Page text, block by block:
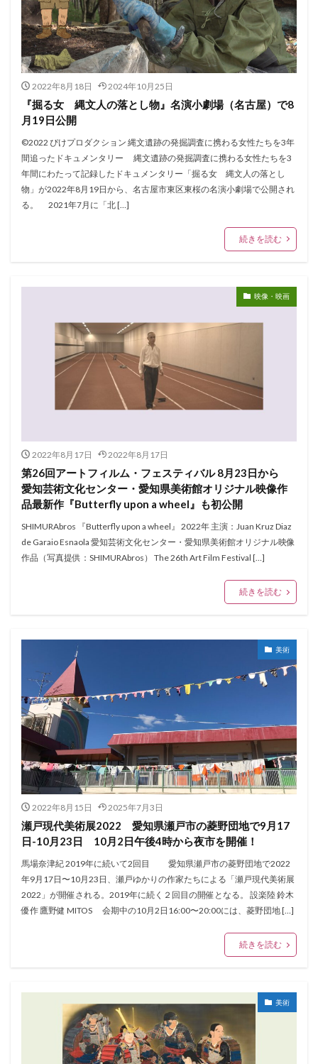
2022年8月18日 2024年10月25日
『掘る女 縄文人の落とし物』名演小劇場（名古屋）で8
月19日公開
©︎2022 ぴけプロダクション 縄文遺跡の発掘調査に携わる女性たちを3年
間追ったドキュメンタリー 縄文遺跡の発掘調査に携わる女性たちを3
年間にわたって記録したドキュメンタリー「掘る女 縄文人の落とし
物」が2022年8月19日から、名古屋市東区東桜の名演小劇場で公開され
る。 2021年7月に「北 […]
続きを読む
映像・映画
2022年8月17日 2022年8月17日
第26回アートフィルム・フェスティバル 8月23日から
愛知芸術文化センター・愛知県美術館オリジナル映像作
品最新作『Butterfly upon a wheel』も初公開
SHIMURAbros 『Butterfly upon a wheel』 2022年 主演：Juan Kruz Diaz
de Garaio Esnaola 愛知芸術文化センター・愛知県美術館オリジナル映像
作品（写真提供：SHIMURAbros） The 26th Art Film Festival […]
続きを読む
美術
2022年8月15日 2025年7月3日
瀬戸現代美術展2022 愛知県瀬戸市の菱野団地で9月17
日-10月23日 10月2日午後4時から夜市を開催！
馬場奈津紀 2019年に続いて2回目 愛知県瀬戸市の菱野団地で2022
年9月17日〜10月23日、瀬戸ゆかりの作家たちによる「瀬戸現代美術展
2022」が開催される。2019年に続く２回目の開催となる。 設楽陸 鈴木
優作 鷹野健 MITOS 会期中の10月2日16:00〜20:00には、菱野団地 […]
続きを読む
美術